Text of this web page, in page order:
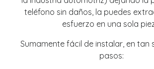
teléfono sin daños, la puedes
esfuerzo en una sola
Sumamente fácil de instalar, en tan
pasos: